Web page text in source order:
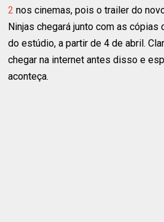
2 nos cinemas, pois o trailer do
Ninjas chegará junto com as cópias
do estúdio, a partir de 4 de abril.
chegar na internet antes disso e
aconteça.